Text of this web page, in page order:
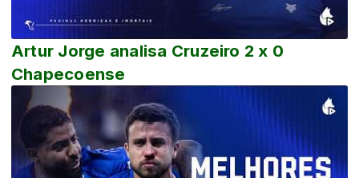
Artur Jorge analisa Cruzeiro 2 x 0
Chapecoense